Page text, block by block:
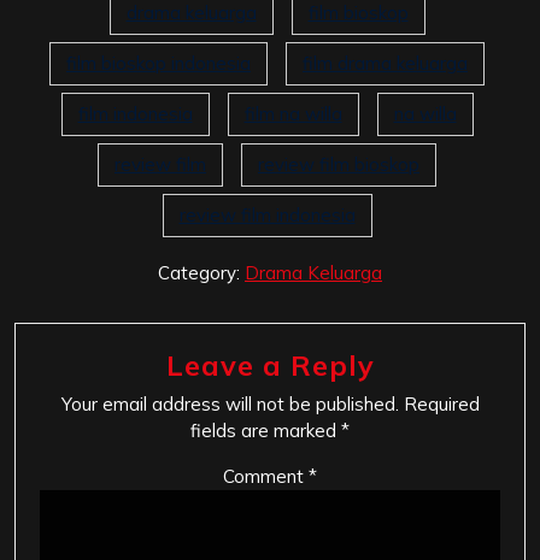
drama keluarga film bioskop
film bioskop indonesia film drama keluarga
film indonesia film na willa na willa
review film review film bioskop
review film indonesia
Category: Drama Keluarga
Leave a Reply
Your email address will not be published. Required
fields are marked *
Comment *